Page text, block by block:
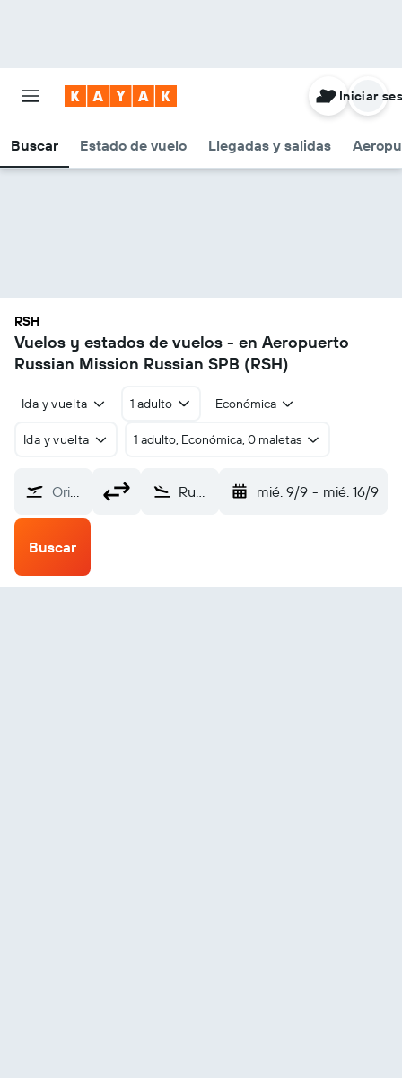
Buscar Estado de vuelo Llegadas y salidas
Iniciar
RSH
Vuelos y estados de vuelos - en Aeropuerto
Russian Mission Russian SPB (RSH)
Ida y vuelta 1 adulto Económica
Ida y vuelta 1 adulto, Económica, 0 maletas
Origen Russian Mission Russian SPB (RSH) mié. 9/9 - mié. 16/9
Buscar